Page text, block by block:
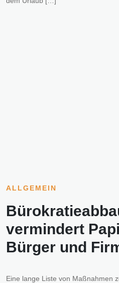
ALLGEMEIN
vermindert
Bürger und
Eine lange Liste von Maßnahmen